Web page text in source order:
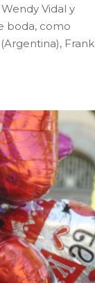
Vidal y
boda, como
Frank